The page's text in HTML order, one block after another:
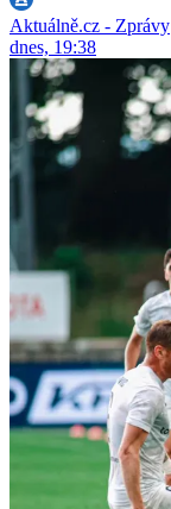
Aktuálně.cz - Zprávy
dnes, 19:38